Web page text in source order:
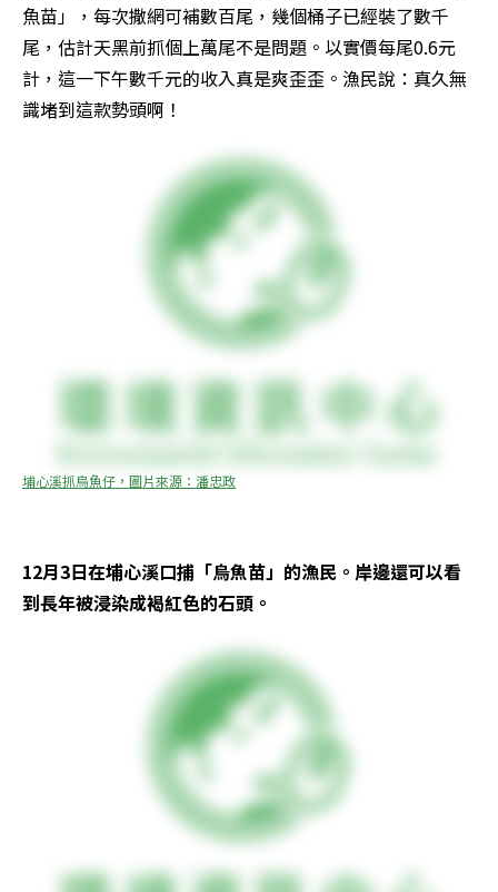
魚苗」，每次撒網可補數百尾，幾個桶子已經裝了數千
尾，估計天黑前抓個上萬尾不是問題。以實價每尾0.6元
計，這一下午數千元的收入真是爽歪歪。漁民說：真久無
識堵到這款勢頭啊！
埔心溪抓烏魚仔，圖片來源：潘忠政
12月3日在埔心溪口捕「烏魚苗」的漁民。岸邊還可以看
到長年被浸染成褐紅色的石頭。